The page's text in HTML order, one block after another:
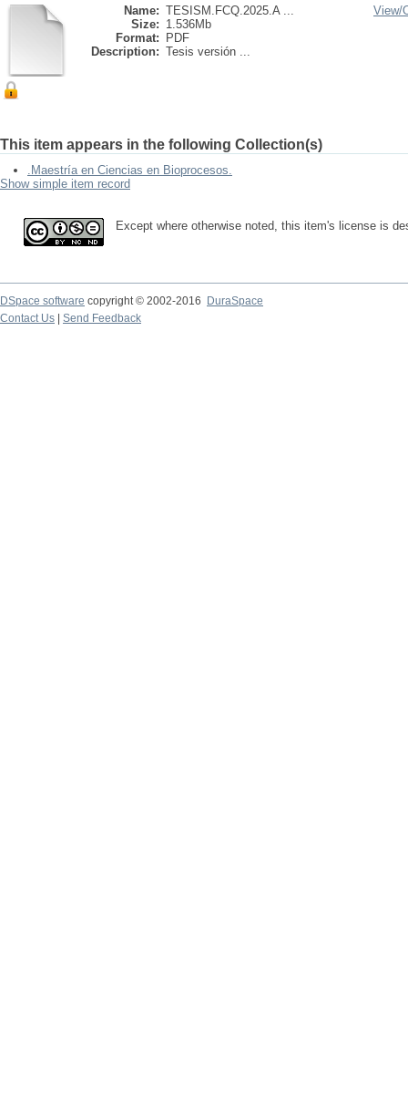
Name: TESISM.FCQ.2025.A ...
Size: 1.536Mb
Format:
PDF
Description: Tesis versión ...
View/
This item appears in the following Collection(s)
.Maestría en Ciencias en Bioprocesos.
Show simple item record
Except where otherwise noted, this item's license is
DSpace software copyright © 2002-2016
DuraSpace
Contact Us
Send Feedback